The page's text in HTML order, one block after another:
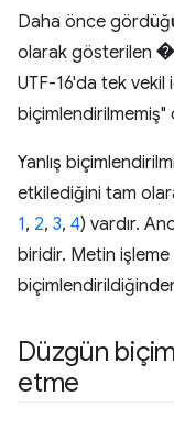
Daha önce
olarak gösterilen
UTF-16'da tek vekil
biçimlendirilmemiş"
Yanlış
etkilediğini tam
1, 2, 3, 4) vardır.
biridir. Metin
Düzgün
etme